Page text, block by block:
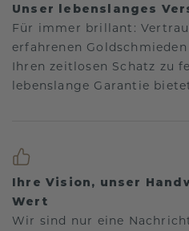
Unser lebenslanges
Für immer brillant:
erfahrenen
Ihren zeitlosen Schatz zu
lebenslange Garantie
Ihre Vision, unser
Wert
Wir sind nur eine